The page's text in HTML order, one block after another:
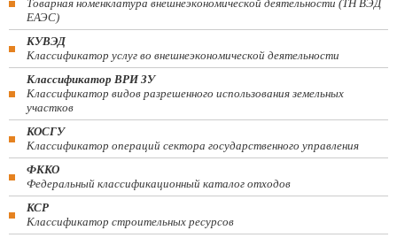
Товарная номенклатура внешнеэкономической деятельности (ТН ВЭД
ЕАЭС)
КУВЭД
Классификатор услуг во внешнеэкономической деятельности
Классификатор ВРИ ЗУ
Классификатор видов разрешенного использования земельных
участков
КОСГУ
Классификатор операций сектора государственного управления
ФККО
Федеральный классификационный каталог отходов
КСР
Классификатор строительных ресурсов